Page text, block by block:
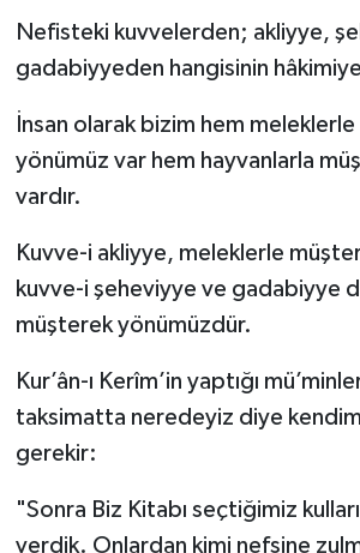
Nefisteki kuvvelerden; akliyye,
gadabiyyeden hangisinin
İnsan olarak bizim hem
yönümüz var hem hayvanlarla
vardır.
Kuvve-i akliyye, meleklerle
kuvve-i şeheviyye ve gadabiyye
müşterek yönümüzdür.
Kur’ân-ı Kerîm’in yaptığı
taksimatta neredeyiz diye
gerekir:
"Sonra Biz Kitabı seçtiğimiz
verdik. Onlardan kimi nefsine